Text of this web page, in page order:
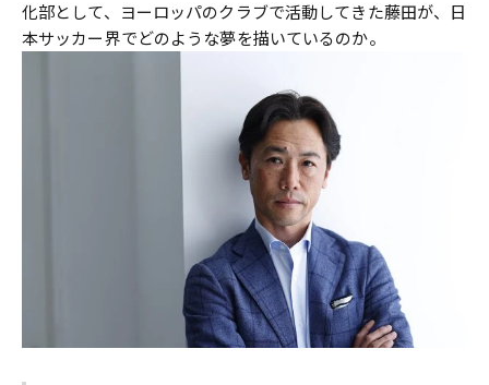
化部として、ヨーロッパのクラブで活動してきた藤田が、日
本サッカー界でどのような夢を描いているのか。